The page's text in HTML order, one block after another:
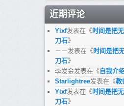
近期评论
Yixf发表在《 时间是把
刀石》
－－发表在《 时间是把
刀石》
李发金发表在《 自我介
Starlightree发表在《教
Yixf发表在《 时间是把
刀石》